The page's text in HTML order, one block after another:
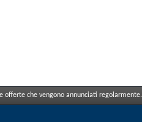
offerte che vengono annunciati regolarmente.